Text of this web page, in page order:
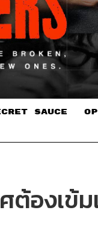
SAUCE​
ต้องเข้